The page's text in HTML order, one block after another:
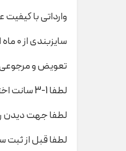
وارداتی با کیفیت
سایزبندی از ۰ ماه الی ۱۸ ماه
تعویض و مرجوعی
لطفا 1-3 سانت اختلاف در اندازه گیری را لحاظ کنید
لطفا جهت دیدن
لطفا قبل از ثبت